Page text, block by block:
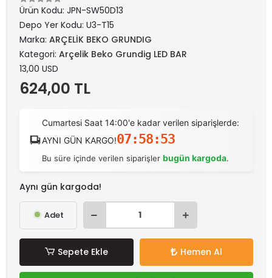
Ürün Kodu: JPN-SW50D13
Depo Yer Kodu: U3-T15
Marka: ARÇELİK BEKO GRUNDIG
Kategori: Arçelik Beko Grundig LED BAR
13,00 USD
624,00 TL
Cumartesi Saat 14:00'e kadar verilen siparişlerde:
AYNI GÜN KARGO!07:58:53
Bu süre içinde verilen siparişler bugün kargoda.
Aynı gün kargoda!
Adet
Sepete Ekle Hemen Al